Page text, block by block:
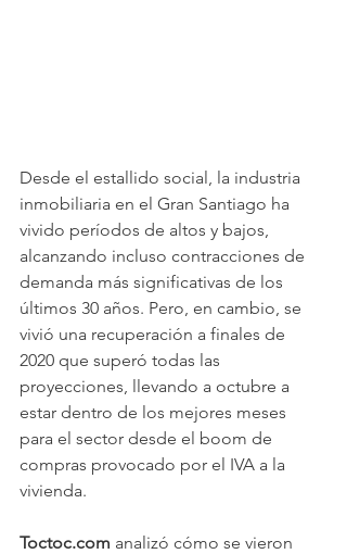
Desde el estallido social, la industria
inmobiliaria en el Gran Santiago ha
vivido períodos de altos y bajos,
alcanzando incluso contracciones de
demanda más significativas de los
últimos 30 años. Pero, en cambio, se
vivió una recuperación a finales de
2020 que superó todas las
proyecciones, llevando a octubre a
estar dentro de los mejores meses
para el sector desde el boom de
compras provocado por el IVA a la
vivienda.
Toctoc.com analizó cómo se vieron